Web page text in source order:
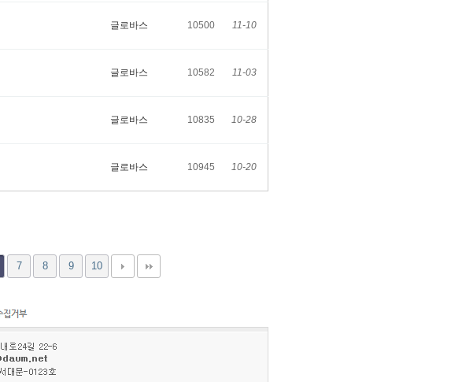
글로바스 10500 11-10
글로바스 10582 11-03
글로바스 10835 10-28
글로바스 10945 10-20
7 8 9 10